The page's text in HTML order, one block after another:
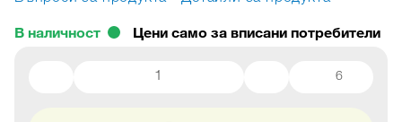
В наличност
6